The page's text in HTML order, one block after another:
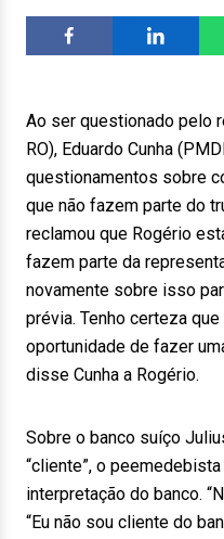
Ao ser questionado pelo
RO), Eduardo Cunha
questionamentos sobre
que não fazem parte do
reclamou que Rogério
fazem parte da
novamente sobre isso
prévia. Tenho certeza
oportunidade de fazer
disse Cunha a Rogério.
Sobre o banco suíço
“cliente”, o
interpretação do banco.
“Eu não sou cliente do